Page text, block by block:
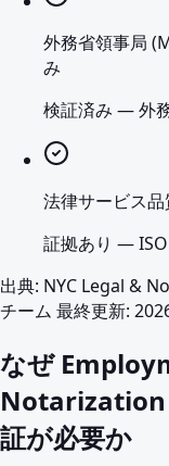
外務省領事局
み
検証済み —外
法律サービス
証拠あり —
出典: NYC Legal &
チーム 最終更新:
なぜ
Notarization
証が必要か